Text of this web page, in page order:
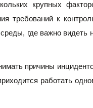
крупных
требований к
где важно видеть
причины
работать